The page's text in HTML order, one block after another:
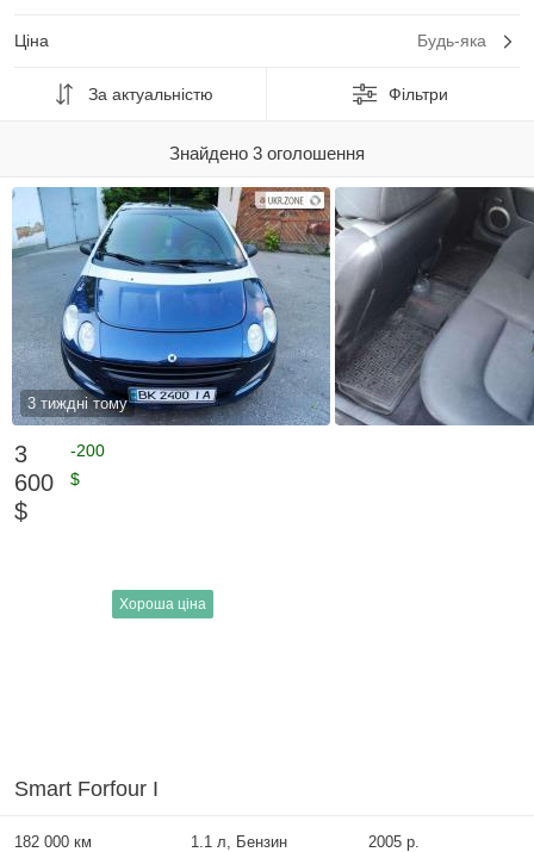
Ціна Будь-яка
За актуальністю Фільтри
Знайдено 3 оголошення
3 тиждні тому
3
600
$
-200
$
Хороша ціна
Smart Forfour I
182 000 км 1.1 л, Бензин
2005 р.